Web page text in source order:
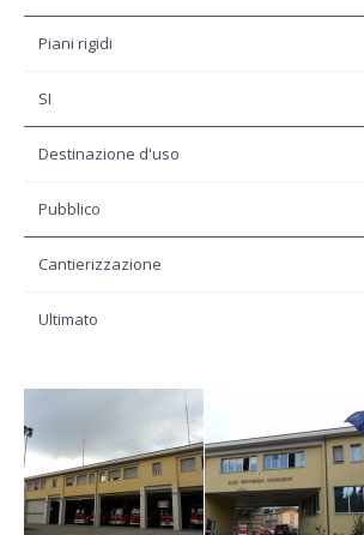
Piani rigidi
SI
Destinazione d'uso
Pubblico
Cantierizzazione
Ultimato